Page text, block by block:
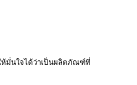
ห้มั่นใจได้ว่าเป็นผลิตภัณฑ์ที่